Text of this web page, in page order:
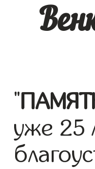
"
уже 25